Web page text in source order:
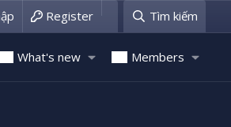
Register Tìm kiếm
What's new Members